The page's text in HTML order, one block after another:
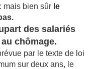
mais bien sûr le
des salariés
chômage.
par le texte de loi
sur deux ans, le